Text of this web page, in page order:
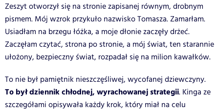
Zeszyt otworzył się na stronie zapisanej równym, drobnym
pismem. Mój wzrok przykuło nazwisko Tomasza. Zamarłam.
Usiadłam na brzegu łóżka, a moje dłonie zaczęły drżeć.
Zaczęłam czytać, strona po stronie, a mój świat, ten starannie
ułożony, bezpieczny świat, rozpadał się na milion kawałków.
To nie był pamiętnik nieszczęśliwej, wycofanej dziewczyny.
To był dziennik chłodnej, wyrachowanej strategii. Kinga ze
szczegółami opisywała każdy krok, który miał na celu